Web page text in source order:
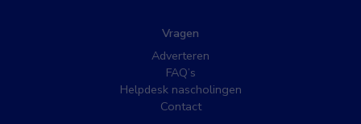
Vragen
Adverteren
FAQ’s
Helpdesk nascholingen
Contact